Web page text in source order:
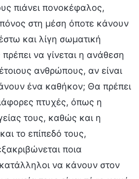
πιάνει πονοκέφαλος,
στη μέση όποτε κάνουν
και λίγη σωματική
να γίνεται η ανάθεση
ανθρώπους, αν είναι
ένα καθήκον; Θα πρέπει
πτυχές, όπως η
τους, καθώς και η
το επίπεδό τους,
ποια
να κάνουν στον